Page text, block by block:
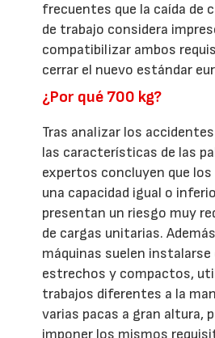
frecuentes que la caída de
de trabajo considera
compatibilizar ambos
cerrar el nuevo estándar
¿Por qué 700 kg?
Tras analizar los
las características de las
expertos concluyen que
una capacidad igual o
presentan un riesgo muy
de cargas unitarias.
máquinas suelen
estrechos y compactos,
trabajos diferentes a la
varias pacas a gran altura,